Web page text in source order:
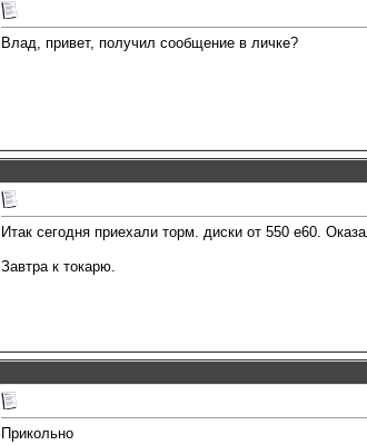
Влад, привет, получил сообщение в личке?
Итак сегодня приехали торм. диски от 550 е60.
Завтра к токарю.
Прикольно